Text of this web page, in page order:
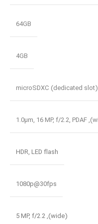
64GB
4GB
microSDXC (dedicated slot)
,
1.0µm, 16 MP, f/2.2, PDAF
HDR, LED flash
1080p@30fps
(wide)
,
5 MP, f/2.2